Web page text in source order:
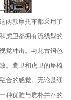
两款摩托车都采用了
虎卫都拥有流线型的
觉冲击。与此古铜色
。鹰卫和虎卫的座椅
合的感觉。无论是细
种优雅与质朴并存的